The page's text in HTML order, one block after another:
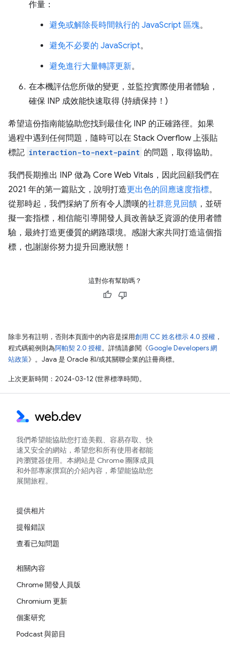
作量：
避免或解除長時間執行的 JavaScript 區塊。
避免不必要的 JavaScript。
避免進行大量轉譯更新。
在本機評估您所做的變更，並監控實際使用者體驗，
確保 INP 成效能快速取得 (持續保持！)
希望這份指南能協助您找到最佳化 INP 的正確路徑。如果
過程中遇到任何問題，隨時可以在 Stack Overflow 上張貼
標記 interaction-to-next-paint 的問題，取得協助。
我們長期推出 INP 做為 Core Web Vitals，因此回顧我們在
2021 年的第一篇貼文，說明打造更出色的回應速度指標。
從那時起，我們採納了所有令人讚嘆的社群意見回饋 ，並研
擬一套指標，相信能引導開發人員改善缺乏資源的使用者體
驗，最終打造更優質的網路環境。感謝大家共同打造這個指
標，也謝謝你努力提升回應狀態！
這對你有幫助嗎？
除非另有註明，否則本頁面中的內容是採用創用 CC 姓名標示 4.0 授權 ，
程式碼範例則為阿帕契 2.0 授權。詳情請參閱《Google Developers 網
站政策》。Java 是 Oracle 和/或其關聯企業的註冊商標。
上次更新時間：2024-03-12 (世界標準時間)。
我們希望能協助您打造美觀、容易存取、快
速又安全的網站，希望您和所有使用者都能
跨瀏覽器使用。本網站是 Chrome 團隊成員
和外部專家撰寫的介紹內容，希望能協助您
展開旅程。
提供相片
提報錯誤
查看已知問題
相關內容
Chrome 開發人員版
Chromium 更新
個案研究
Podcast 與節目